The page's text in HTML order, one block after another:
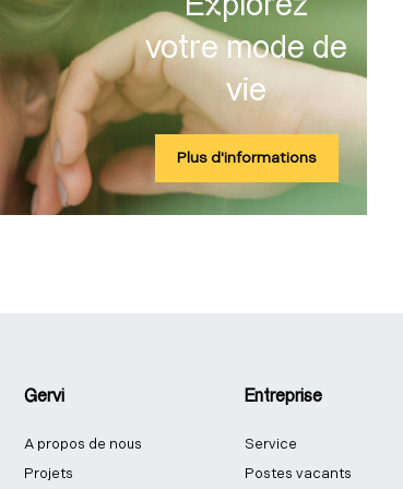
votre mode de
vie
Plus d'informations
Gervi
A propos de nous
Projets
Entreprise
Service
Postes vacants